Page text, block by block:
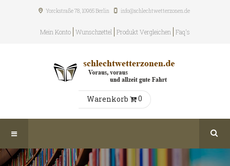
Yorckstraße 78, 10965Berlin info@schlechtwetterzonen.de
Mein Konto Wunschzettel Produkt Vergleichen Faq's
Warenkorb 0